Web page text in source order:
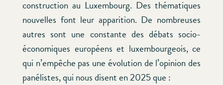
construction au Luxembourg. Des thématiques
nouvelles font leur apparition. De nombreuses
autres sont une constante des débats socio-
économiques européens et luxembourgeois, ce
qui n’empêche pas une évolution de l’opinion des
panélistes, qui nous disent en 2025 que :